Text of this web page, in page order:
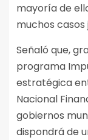
mayoría de
muchos casos
Señaló que,
programa
estratégica
Nacional
gobiernos
dispondrá de